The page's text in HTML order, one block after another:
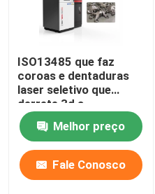
ISO13485 que faz
coroas e dentaduras
laser seletivo que
derrete 3d a
impressora Dual 200
Melhor preço
Fale Conosco